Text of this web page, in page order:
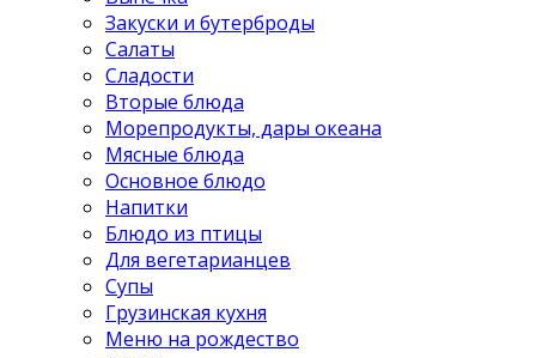
Закуски и бутерброды
Салаты
Сладости
Вторые блюда
Морепродукты, дары океана
Мясные блюда
Основное блюдо
Напитки
Блюдо из птицы
Для вегетарианцев
Супы
Грузинская кухня
Меню на рождество